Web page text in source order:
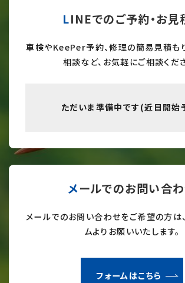
LINEでのご予約・お見
車検やKeePer予約、修理の簡易見積も
相談など、お気軽にご相談くだ
ただいま準備中です(近日開始
メールでのお問い合
メールでのお問い合わせをご希望の方は
ムよりお願いいたします。
フォームはこちら